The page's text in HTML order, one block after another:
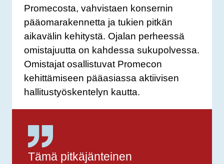
Promecosta, vahvistaen konsernin
pääomarakennetta ja tukien pitkän
aikavälin kehitystä. Ojalan perheessä
omistajuutta on kahdessa sukupolvessa.
Omistajat osallistuvat Promecon
kehittämiseen pääasiassa aktiivisen
hallitustyöskentelyn kautta.
Tämä pitkäjänteinen